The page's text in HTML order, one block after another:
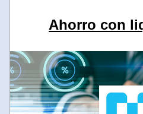
Ahorro con